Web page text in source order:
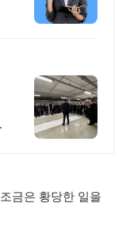
금은 황당한 일을